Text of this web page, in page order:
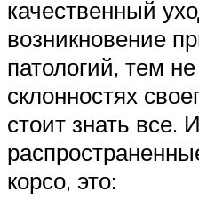
качественный
возникновение
патологий, тем
склонностях
стоит знать все.
корсо, это: